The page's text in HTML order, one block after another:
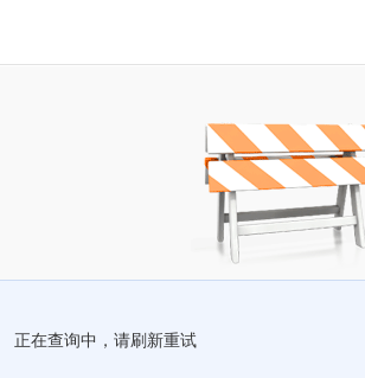
正在查询中，请刷新重试